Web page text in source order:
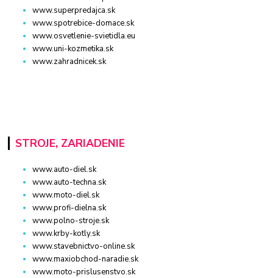
www.superpredajca.sk
www.spotrebice-domace.sk
www.osvetlenie-svietidla.eu
www.uni-kozmetika.sk
www.zahradnicek.sk
STROJE, ZARIADENIE
www.auto-diel.sk
www.auto-techna.sk
www.moto-diel.sk
www.profi-dielna.sk
www.polno-stroje.sk
www.krby-kotly.sk
www.stavebnictvo-online.sk
www.maxiobchod-naradie.sk
www.moto-prislusenstvo.sk